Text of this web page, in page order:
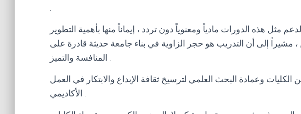
مثل هذه الدورات مادياً ومعنوياً دون تردد ، إيماناً منها بأهمية التطوير
مشيراً إلى أن التدريب هو حجر الزاوية في بناء جامعة حديثة قادرة على
الكليات وعمادة البحث العلمي لترسيخ ثقافة الإبداع والابتكار في العمل